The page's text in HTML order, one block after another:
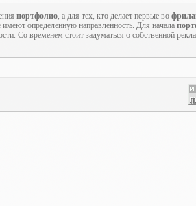
портфолио, а для тех, кто делает первые во
имеют определенную направленность. Для начала
Со временем стоит задуматься о собственной